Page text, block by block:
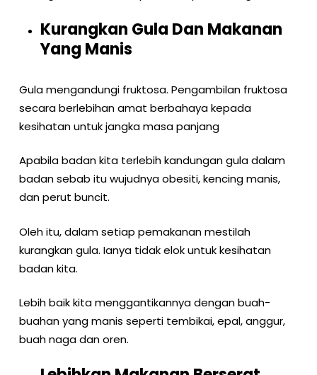
Kurangkan Gula Dan Makanan
Yang Manis
Gula mengandungi fruktosa. Pengambilan fruktosa
secara berlebihan amat berbahaya kepada
kesihatan untuk jangka masa panjang
Apabila badan kita terlebih kandungan gula dalam
badan sebab itu wujudnya obesiti, kencing manis,
dan perut buncit.
Oleh itu, dalam setiap pemakanan mestilah
kurangkan gula. Ianya tidak elok untuk kesihatan
badan kita.
Lebih baik kita menggantikannya dengan buah-
buahan yang manis seperti tembikai, epal, anggur,
buah naga dan oren.